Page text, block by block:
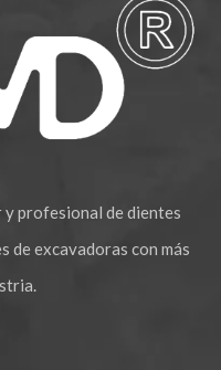
profesional de dientes
de excavadoras con más